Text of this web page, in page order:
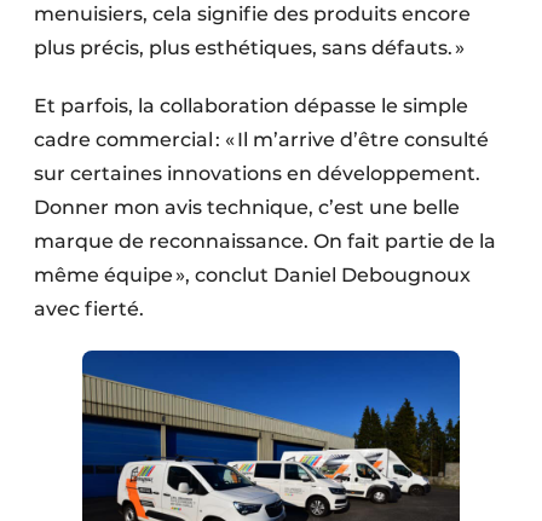
menuisiers, cela signifie des produits encore
plus précis, plus esthétiques, sans défauts. »
Et parfois, la collaboration dépasse le simple
cadre commercial : « Il m’arrive d’être consulté
sur certaines innovations en développement.
Donner mon avis technique, c’est une belle
marque de reconnaissance. On fait partie de la
même équipe », conclut Daniel Debougnoux
avec fierté.